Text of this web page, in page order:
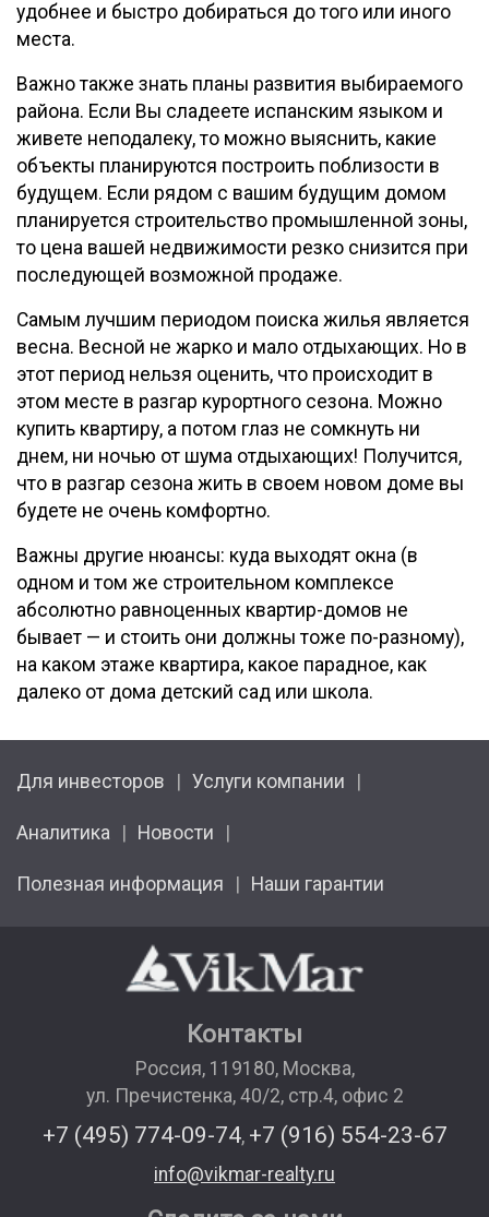
удобнее и быстро добираться до того или иного
места.
Важно также знать планы развития выбираемого
района. Если Вы сладеете испанским языком и
живете неподалеку, то можно выяснить, какие
объекты планируются построить поблизости в
будущем. Если рядом с вашим будущим домом
планируется строительство промышленной зоны,
то цена вашей недвижимости резко снизится при
последующей возможной продаже.
Самым лучшим периодом поиска жилья является
весна. Весной не жарко и мало отдыхающих. Но в
этот период нельзя оценить, что происходит в
этом месте в разгар курортного сезона. Можно
купить квартиру, а потом глаз не сомкнуть ни
днем, ни ночью от шума отдыхающих! Получится,
что в разгар сезона жить в своем новом доме вы
будете не очень комфортно.
Важны другие нюансы: куда выходят окна (в
одном и том же строительном комплексе
абсолютно равноценных квартир-домов не
бывает — и стоить они должны тоже по-разному),
на каком этаже квартира, какое парадное, как
далеко от дома детский сад или школа.
Для инвесторов Услуги компании
Аналитика Новости
Полезная информация Наши гарантии
Контакты
Россия, 119180, Москва,
ул. Пречистенка, 40/2, стр.4, офис 2
+7 (495) 774-09-74, +7 (916) 554-23-67
info@vikmar-realty.ru